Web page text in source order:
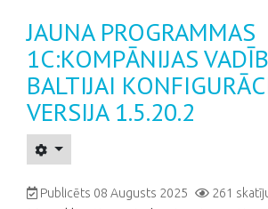
JAUNA PROGRAMMAS
1C:KOMPĀNIJAS
BALTIJAI
VERSIJA 1.5.20.2
Publicēts 08 Augusts 2025 261